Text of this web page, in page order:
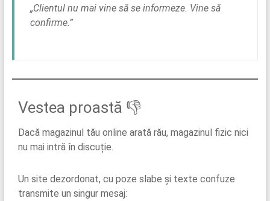
„Clientul nu mai vine să se informeze. Vine să
confirme.”
Vestea proastă 👎
Dacă magazinul tău online arată rău, magazinul fizic nici
nu mai intră în discuție.
Un site dezordonat, cu poze slabe și texte confuze
transmite un singur mesaj: